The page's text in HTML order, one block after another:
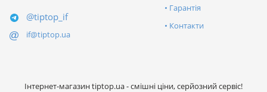
@tiptop_if
if@tiptop.ua
Гарантія
Контакти
Інтернет-магазин tiptop.ua - смішні ціни, серйозний сервіс!